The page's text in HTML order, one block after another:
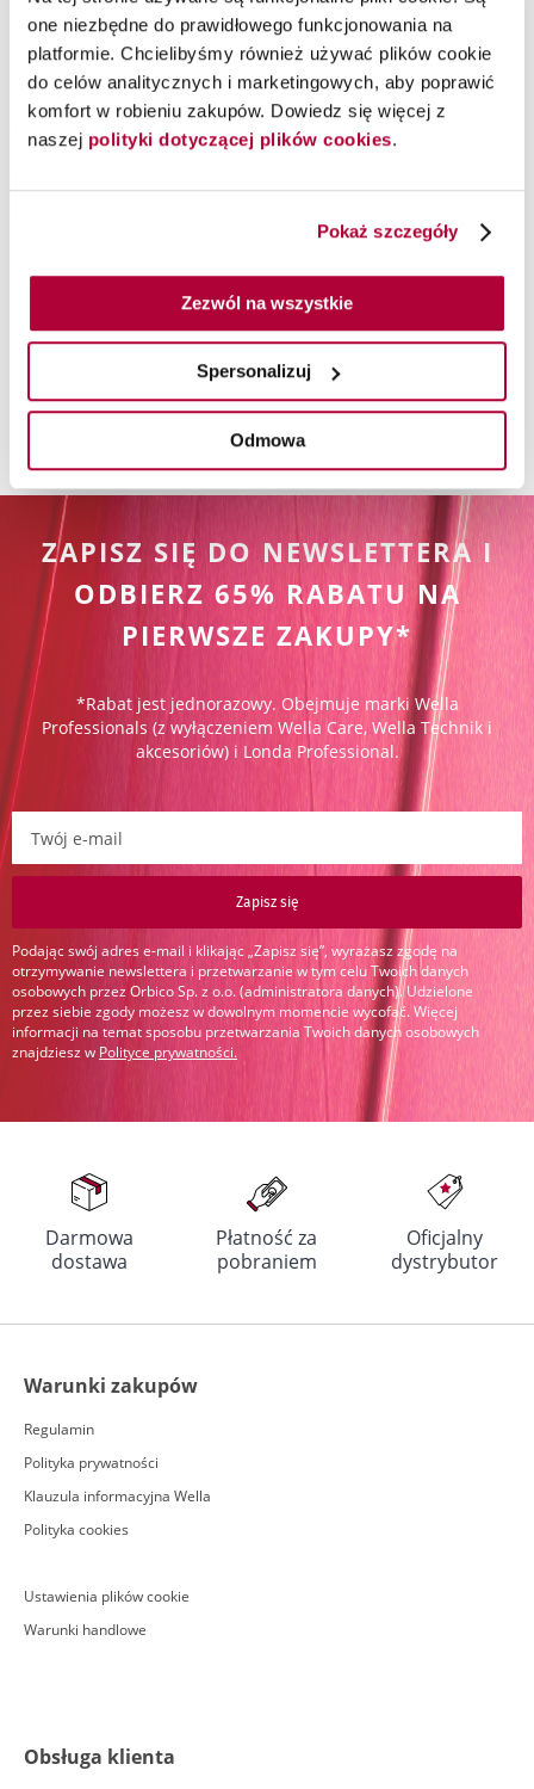
one niezbędne do prawidłowego funkcjonowania na
platformie. Chcielibyśmy również używać plików cookie
do celów analitycznych i marketingowych, aby poprawić
komfort w robieniu zakupów. Dowiedz się więcej z
naszej polityki dotyczącej plików cookies.
Pokaż szczegóły
Zezwól na wszystkie
Spersonalizuj
Odmowa
Maszynka Xpert(3) HS 90
230V EU
Wella Professionals
Moja lista życzeń
Na Twojej liście życzeń nie ma żadnego produktu.
ZAPISZ SIĘ DO NEWSLETTERA I
ODBIERZ 65% RABATU NA
PIERWSZE ZAKUPY*
*Rabat jest jednorazowy. Obejmuje marki Wella
Professionals (z wyłączeniem Wella Care, Wella Technik i
akcesoriów) i Londa Professional.
Zapisz się do newslettera:
Zapisz się
Podając swój adres e-mail i klikając „Zapisz się”, wyrażasz zgodę na
otrzymywanie newslettera i przetwarzanie w tym celu Twoich danych
osobowych przez Orbico Sp. z o.o. (administratora danych). Udzielone
przez siebie zgody możesz w dowolnym momencie wycofać. Więcej
informacji na temat sposobu przetwarzania Twoich danych osobowych
znajdziesz w Polityce prywatności.
Darmowa
dostawa
Płatność za
pobraniem
Oficjalny
dystrybutor
Warunki zakupów
Regulamin
Polityka prywatności
Klauzula informacyjna Wella
Polityka cookies
Ustawienia plików cookie
Warunki handlowe
Obsługa klienta